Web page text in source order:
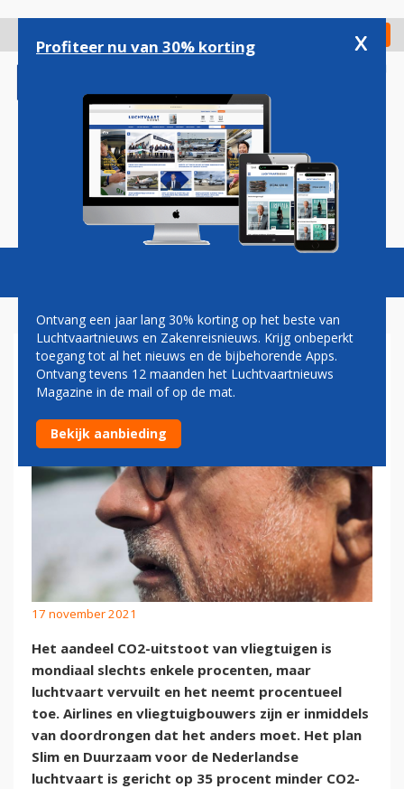
gaan
Check in
Magazine Podcasts Vacatures
WALTER SCHUT: BUSHOKJE
17 november 2021
Het aandeel CO2-uitstoot van vliegtuigen is
mondiaal slechts enkele procenten, maar
luchtvaart vervuilt en het neemt procentueel
toe. Airlines en vliegtuigbouwers zijn er inmiddels
van doordrongen dat het anders moet. Het plan
Slim en Duurzaam voor de Nederlandse
luchtvaart is gericht op 35 procent minder CO2-
Profiteer nu van 30% korting x
Ontvang een jaar lang 30% korting op het beste van
Luchtvaartnieuws en Zakenreisnieuws. Krijg onbeperkt
toegang tot al het nieuws en de bijbehorende Apps.
Ontvang tevens 12 maanden het Luchtvaartnieuws
Magazine in de mail of op de mat.
Bekijk aanbieding